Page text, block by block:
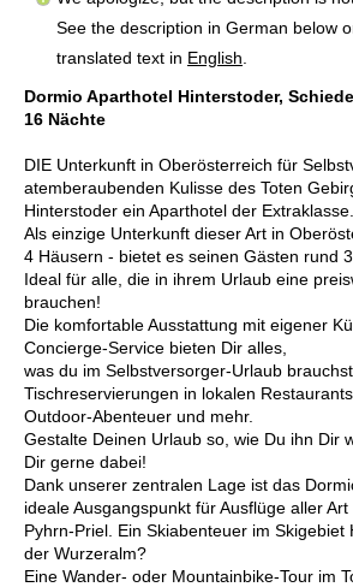
See the description in German below
translated text in English
Dormio Aparthotel Hinterstoder,
16 Nächte
DIE Unterkunft in Oberösterreich für
atemberaubenden Kulisse des Toten
Hinterstoder ein Aparthotel der Extraklasse.
Als einzige Unterkunft dieser Art in
4 Häusern - bietet es seinen Gästen rund
Ideal für alle, die in ihrem Urlaub eine
brauchen!
Die komfortable Ausstattung mit eigener
Concierge-Service bieten Dir alles,
was du im Selbstversorger-Urlaub
Tischreservierungen in lokalen
Outdoor-Abenteuer und mehr.
Gestalte Deinen Urlaub so, wie Du ihn Dir
Dir gerne dabei!
Dank unserer zentralen Lage ist das
ideale Ausgangspunkt für Ausflüge aller
Pyhrn-Priel. Ein Skiabenteuer im
der Wurzeralm?
Eine Wander- oder Mountainbike-Tour im